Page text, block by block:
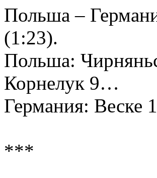
Польша –
(1:23).
Польша:
Корнелук 9…
Германия: Веске
***